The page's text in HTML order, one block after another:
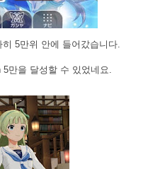
5만위 안에 들어갔습니다.
만을 달성할 수 있었네요.